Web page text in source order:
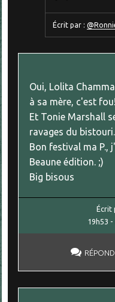
Écrit par :
Oui, Lolita
à sa mère, c'est fou!
Et Tonie Marshall
ravages du
Bon festival ma P.,
Beaune édition. ;)
Big bisous
Écrit
19h53 -